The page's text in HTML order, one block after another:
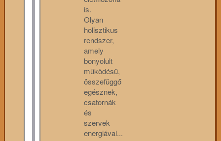
is.
Olyan
holisztikus
rendszer,
amely
bonyolult
működésű,
összefüggő
egésznek,
csatornák
és
szervek
energiával...